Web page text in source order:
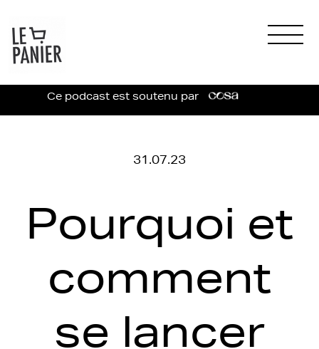
Ce podcast est soutenu par
31.07.23
Pourquoi et
comment
se lancer